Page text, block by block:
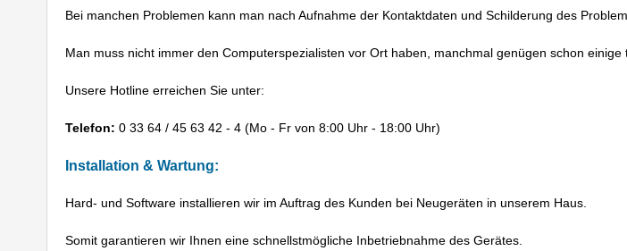
Bei manchen Problemen kann man nach Aufnahme der Kontaktdaten und Schilderung des
Man muss nicht immer den Computerspezialisten vor Ort haben, manchmal genügen schon einige
Unsere Hotline erreichen Sie unter:
Telefon: 0 33 64 / 45 63 42 - 4 (Mo - Fr von 8:00 Uhr - 18:00 Uhr)
Installation & Wartung:
Hard- und Software installieren wir im Auftrag des Kunden bei Neugeräten in unserem Haus.
Somit garantieren wir Ihnen eine schnellstmögliche Inbetriebnahme des Gerätes.